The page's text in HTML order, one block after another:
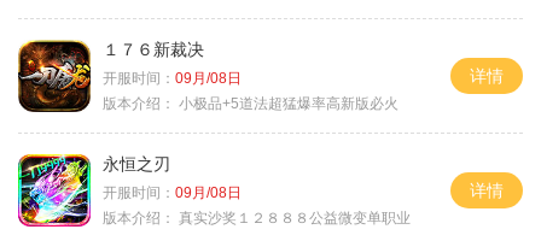
１７６新裁决
开服时间： 09月/08日
版本介绍： 小极品+5道法超猛爆率高新版必火
详情
永恒之刃
开服时间： 09月/08日
版本介绍： 真实沙奖１２８８８公益微变单职业
详情